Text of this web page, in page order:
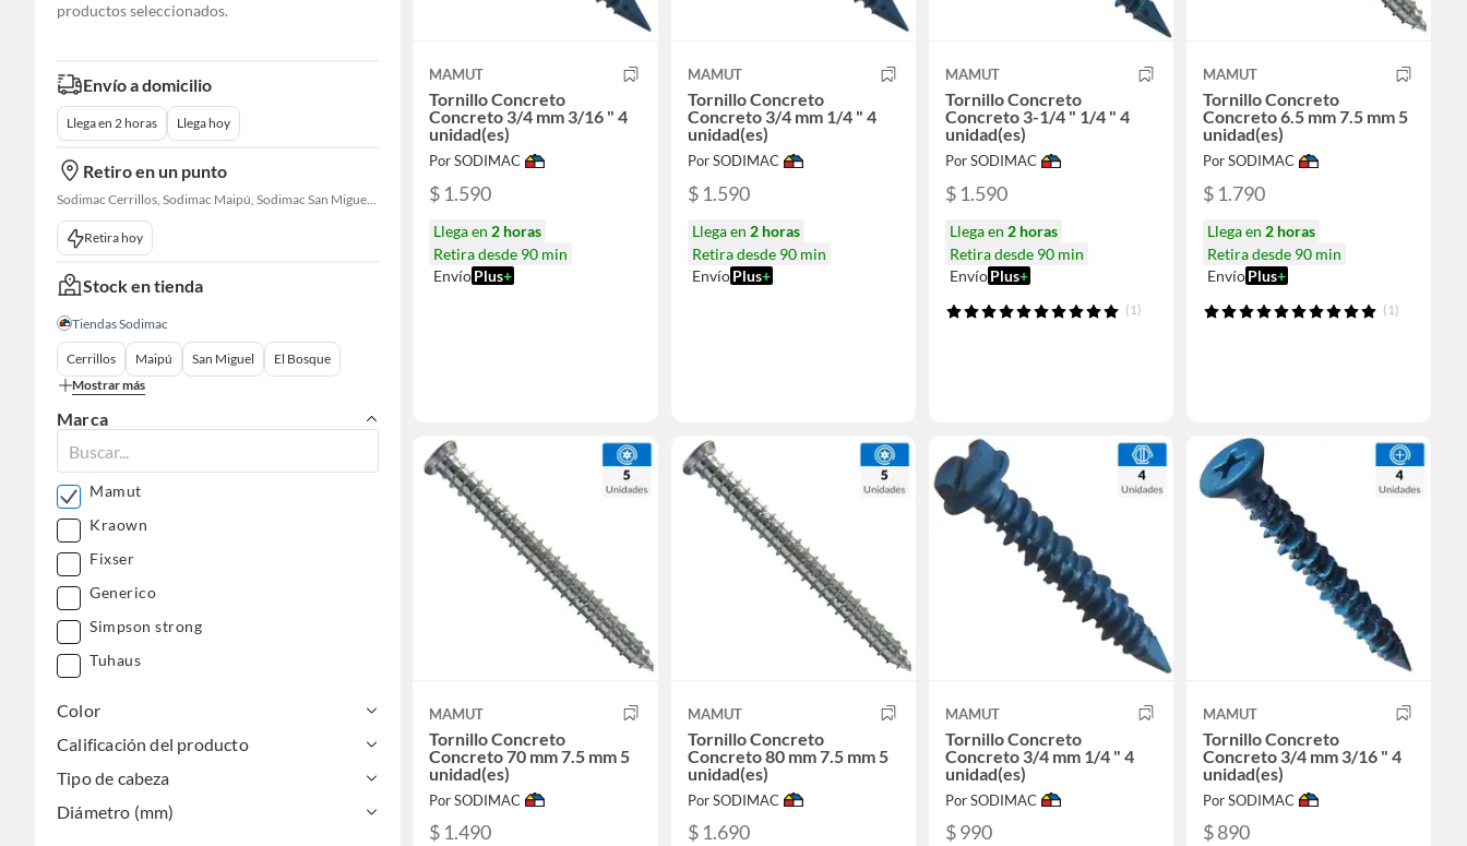
productos seleccionados.
Envío a domicilio
Llega en 2 horas Llega hoy
Retiro en un punto
Sodimac Cerrillos, Sodimac Maipú, Sodimac San Miguel, Sodimac El Bosque, Sodimac San Bernardo, Sodimac Talagante
Retira hoy
Stock en tienda
Tiendas Sodimac
Cerrillos Maipú San Miguel
El Bosque
Mostrar más
Marca
Mamut
Kraown
Fixser
Generico
Simpson strong
Tuhaus
Color
Calificación del producto
Tipo de cabeza
Diámetro (mm)
MAMUT
Tornillo Concreto
Concreto 3/4 mm 3/16 " 4
unidad(es)
Por SODIMAC
$ 1.590
Llega en 2 horas
Retira desde 90 min
EnvíoPlus+
MAMUT
Tornillo Concreto
Concreto 3/4 mm 1/4 " 4
unidad(es)
Por SODIMAC
$ 1.590
Llega en 2 horas
Retira desde 90 min
Envío Plus+
MAMUT
Tornillo Concreto
Concreto 3-1/4 " 1/4 " 4
unidad(es)
Por SODIMAC
$ 1.590
Llega en 2 horas
Retira desde 90 min
EnvíoPlus+
(1)
MAMUT
Tornillo Concreto
Concreto 6.5 mm 7.5 mm 5
unidad(es)
Por SODIMAC
$ 1.790
Llega en 2 horas
Retira desde 90 min
EnvíoPlus+
(1)
MAMUT
Tornillo Concreto
Concreto 70 mm 7.5 mm 5
unidad(es)
Por SODIMAC
$ 1.490
MAMUT
Tornillo Concreto
Concreto 80 mm 7.5 mm 5
unidad(es)
Por SODIMAC
$ 1.690
MAMUT
Tornillo Concreto
Concreto 3/4 mm 1/4 " 4
unidad(es)
Por SODIMAC
$ 990
MAMUT
Tornillo Concreto
Concreto 3/4 mm 3/16 " 4
unidad(es)
Por SODIMAC
$ 890